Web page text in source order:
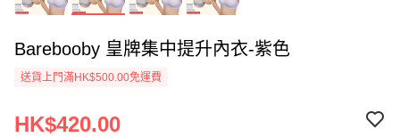
Barebooby 皇牌集中提升內衣-紫色
送貨上門滿HK$500.00免運費
HK$420.00